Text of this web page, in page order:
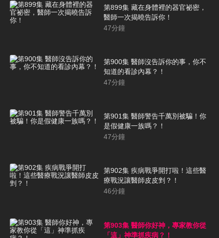
第899集 藏在身體裡的器官祕密，
醫師一次揭曉告訴你！
47分鐘
第900集 醫師沒告訴你的事，你不
知道的看診內幕？！
47分鐘
第901集 醫師警告千萬別被騙！你
是假健康一族嗎？！
47分鐘
第902集 疾病戰爭開打啦！這些醫
療戰況讓醫師皮皮剉？！
46分鐘
第903集 醫師你好神，專家教你從
「這」神準抓疾病？！